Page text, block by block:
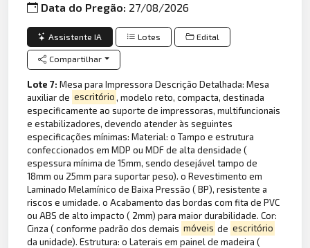
Data do Pregão: 27/08/2026
Assistente IA Lotes Edital
Compartilhar
Lote 7:Mesa para Impressora Descrição Detalhada: Mesa
auxiliar de escritório, modelo reto, compacta, destinada
especificamente ao suporte de impressoras, multifuncionais
e estabilizadores, devendo atender às seguintes
especificações mínimas: Material: o Tampo e estrutura
confeccionados em MDP ou MDF de alta densidade (
espessura mínima de 15mm, sendo desejável tampo de
18mm ou 25mm para suportar peso). o Revestimento em
Laminado Melamínico de Baixa Pressão ( BP), resistente a
riscos e umidade. o Acabamento das bordas com fita de PVC
ou ABS de alto impacto ( 2mm) para maior durabilidade. Cor:
Cinza ( conforme padrão dos demais móveis de escritório
da unidade). Estrutura: o Laterais em painel de madeira (